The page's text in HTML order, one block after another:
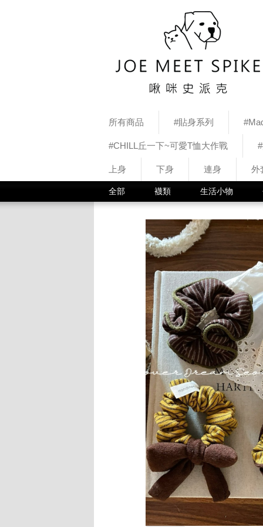
所有商品 #貼身系列
#CHILL丘一下~可愛T恤大作戰
上身 下身 連身 外
全部 襪類 生活小物